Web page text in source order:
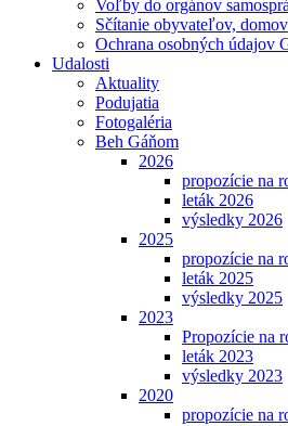
Voľby do orgánov
Sčítanie obyvateľov,
Ochrana osobných údajov
Udalosti
Aktuality
Podujatia
Fotogaléria
Beh Gáňom
2026
propozície na
leták 2026
výsledky 2026
2025
propozície na
leták 2025
výsledky 2025
2023
Propozície na
leták 2023
výsledky 2023
2020
propozície na